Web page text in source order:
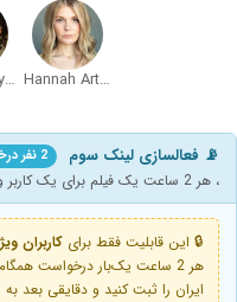
Hannah Arterton
Meena Rayann
📡 فعالسازی لینک سوم 2 نفر درخواست داده
، هر 2 ساعت یک فیلم برای یک کاربر ویژه
🔒 این قابلیت فقط برای کاربران
ایران را ثبت کنید و دقایقی